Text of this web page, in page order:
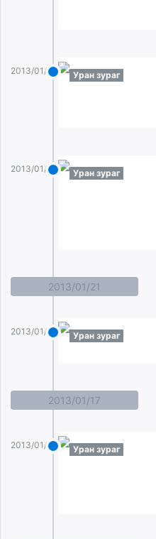
2013/01/25 Уран зураг
2013/01/25 Уран зураг
2013/01/21
2013/01/21 Уран зураг
2013/01/17
2013/01/17 Уран зураг